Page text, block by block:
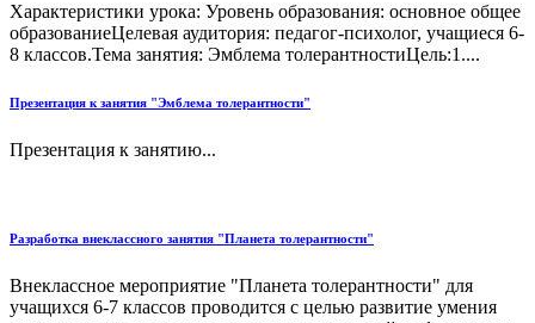
Характеристики урока: Уровень образования: основное общее
образованиеЦелевая аудитория: педагог-психолог, учащиеся 6-
8 классов.Тема занятия: Эмблема толерантностиЦель:1....
Презентация к занятия "Эмблема толерантности"
Презентация к занятию...
Разработка внеклассного занятия "Планета толерантности"
Внеклассное мероприятие "Планета толерантности" для
учащихся 6-7 классов проводится с целью развитие умения